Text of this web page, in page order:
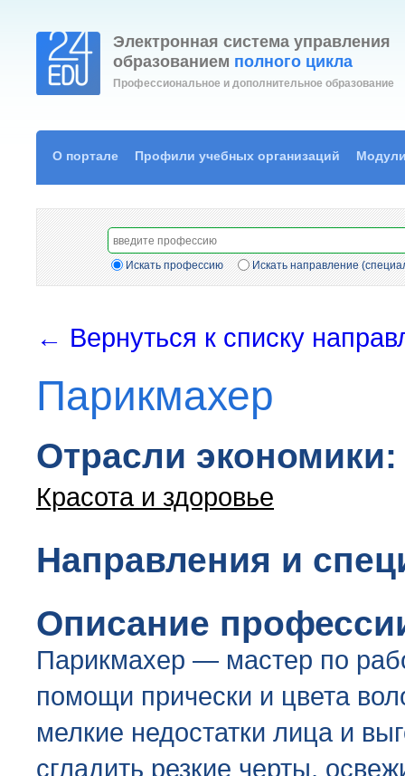
Электронная система управления
образованием полного цикла
Профессиональное и дополнительное образование
О портале Профили учебных организаций
Искать профессию Искать направление
← Вернуться к списку
Парикмахер
Отрасли экономики:
Красота и здоровье
Направления и
Описание
Парикмахер — мастер по
помощи прически и цвета
мелкие недостатки лица и
сгладить резкие черты,